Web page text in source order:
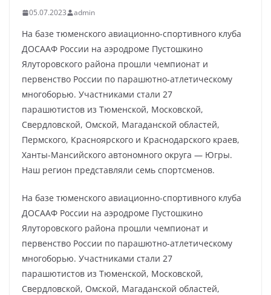
05.07.2023 admin
На базе тюменского авиационно-спортивного клуба
ДОСААФ России на аэродроме Пустошкино
Ялуторовского района прошли чемпионат и
первенство России по парашютно-атлетическому
многоборью. Участниками стали 27
парашютистов из Тюменской, Московской,
Свердловской, Омской, Магаданской областей,
Пермского, Красноярского и Краснодарского краев,
Ханты-Мансийского автономного округа — Югры.
Наш регион представляли семь спортсменов.
На базе тюменского авиационно-спортивного клуба
ДОСААФ России на аэродроме Пустошкино
Ялуторовского района прошли чемпионат и
первенство России по парашютно-атлетическому
многоборью. Участниками стали 27
парашютистов из Тюменской, Московской,
Свердловской, Омской, Магаданской областей,